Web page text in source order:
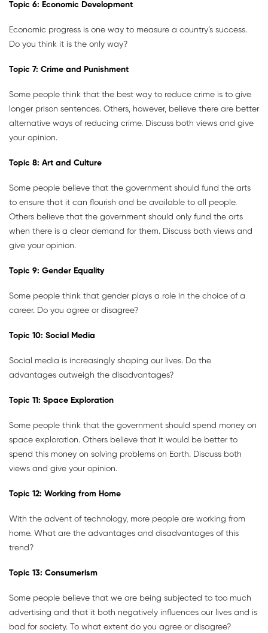
Topic 6: Economic Development
Economic progress is one way to measure a country’s success.
Do you think it is the only way?
Topic 7: Crime and Punishment
Some people think that the best way to reduce crime is to give
longer prison sentences. Others, however, believe there are better
alternative ways of reducing crime. Discuss both views and give
your opinion.
Topic 8: Art and Culture
Some people believe that the government should fund the arts
to ensure that it can flourish and be available to all people.
Others believe that the government should only fund the arts
when there is a clear demand for them. Discuss both views and
give your opinion.
Topic 9: Gender Equality
Some people think that gender plays a role in the choice of a
career. Do you agree or disagree?
Topic 10: Social Media
Social media is increasingly shaping our lives. Do the
advantages outweigh the disadvantages?
Topic 11: Space Exploration
Some people think that the government should spend money on
space exploration. Others believe that it would be better to
spend this money on solving problems on Earth. Discuss both
views and give your opinion.
Topic 12: Working from Home
With the advent of technology, more people are working from
home. What are the advantages and disadvantages of this
trend?
Topic 13: Consumerism
Some people believe that we are being subjected to too much
advertising and that it both negatively influences our lives and is
bad for society. To what extent do you agree or disagree?